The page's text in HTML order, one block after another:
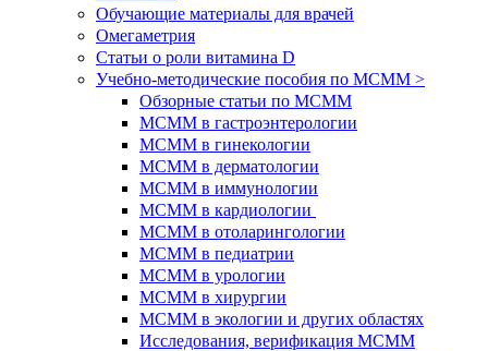
Обучающие материалы для врачей
Омегаметрия
Статьи о роли витамина D
Учебно-методические пособия по МСММ >
Обзорные статьи по МСММ
МСММ в гастроэнтерологии
МСММ в гинекологии
МСММ в дерматологии
МСММ в иммунологии
МСММ в кардиологии
МСММ в отоларингологии
МСММ в педиатрии
МСММ в урологии
МСММ в хирургии
МСММ в экологии и других областях
Исследования, верификация МСММ